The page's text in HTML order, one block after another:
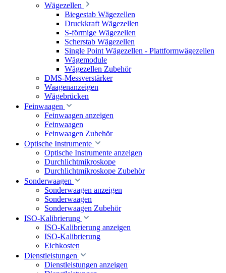
Wägezellen
Biegestab Wägezellen
Druckkraft Wägezellen
S-förmige Wägezellen
Scherstab Wägezellen
Single Point Wägezellen - Plattformwägezellen
Wägemodule
Wägezellen Zubehör
DMS-Messverstärker
Waagenanzeigen
Wägebrücken
Feinwaagen
Feinwaagen anzeigen
Feinwaagen
Feinwaagen Zubehör
Optische Instrumente
Optische Instrumente anzeigen
Durchlichtmikroskope
Durchlichtmikroskope Zubehör
Sonderwaagen
Sonderwaagen anzeigen
Sonderwaagen
Sonderwaagen Zubehör
ISO-Kalibrierung
ISO-Kalibrierung anzeigen
ISO-Kalibrierung
Eichkosten
Dienstleistungen
Dienstleistungen anzeigen